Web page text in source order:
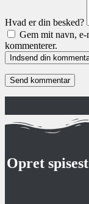
Hvad er din besked?
Gem mit navn,
kommenterer.
Indsend din
Opret